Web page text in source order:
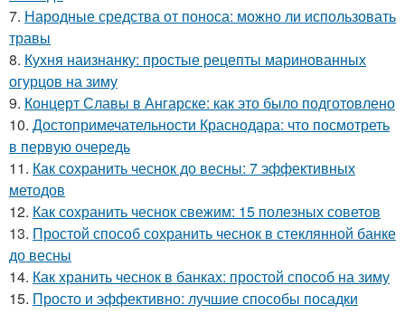
7. Народные средства от поноса: можно ли использовать
травы
8. Кухня наизнанку: простые рецепты маринованных
огурцов на зиму
9. Концерт Славы в Ангарске: как это было подготовлено
10. Достопримечательности Краснодара: что посмотреть
в первую очередь
11. Как сохранить чеснок до весны: 7 эффективных
методов
12. Как сохранить чеснок свежим: 15 полезных советов
13. Простой способ сохранить чеснок в стеклянной банке
до весны
14. Как хранить чеснок в банках: простой способ на зиму
15. Просто и эффективно: лучшие способы посадки